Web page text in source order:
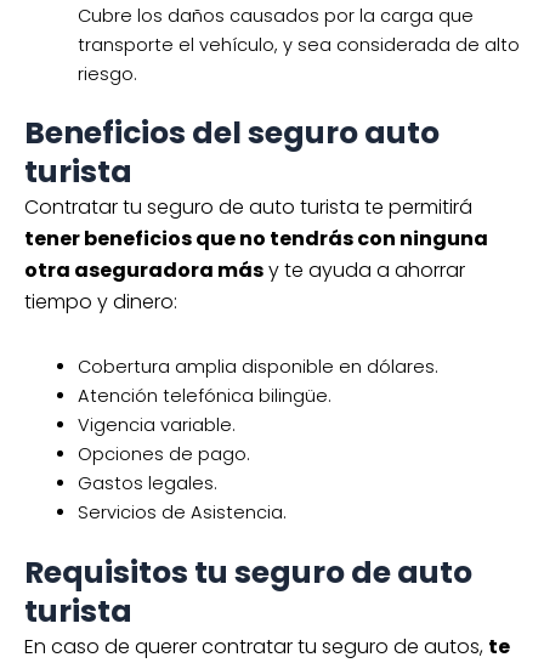
Cubre los daños causados por la carga que
transporte el vehículo, y sea considerada de alto
riesgo.
Beneficios del seguro auto
turista
Contratar tu seguro de auto turista te permitirá
tener beneficios que no tendrás con ninguna
otra aseguradora másy te ayuda a ahorrar
tiempo y dinero:
Cobertura amplia disponible en dólares.
Atención telefónica bilingüe.
Vigencia variable.
Opciones de pago.
Gastos legales.
Servicios de Asistencia.
Requisitos tu seguro de auto
turista
En caso de querer contratar tu seguro de autos, te